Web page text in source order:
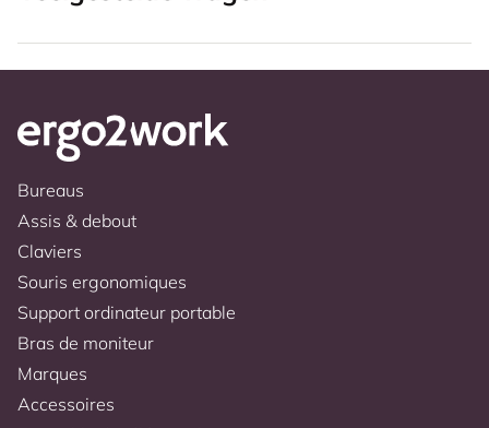
Bureaus
Assis & debout
Claviers
Souris ergonomiques
Support ordinateur portable
Bras de moniteur
Marques
Accessoires